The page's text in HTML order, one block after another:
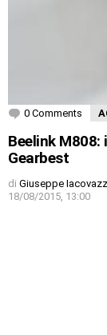
0 Comments
Beelink
Gearbest
di Giuseppe
18/08/2015, 13:00